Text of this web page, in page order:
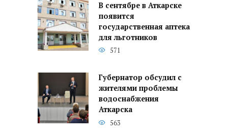
В сентябре в Аткарске
появится
государственная аптека
для льготников
571
Губернатор обсудил с
жителями проблемы
водоснабжения
Аткарска
563